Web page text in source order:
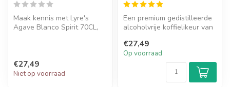
Maak kennis met Lyre's
Agave Blanco Spirit 70CL,
€27,49
Niet op voorraad
Een premium gedistilleerde
alcoholvrije koffielikeur van
€27,49
Op voorraad